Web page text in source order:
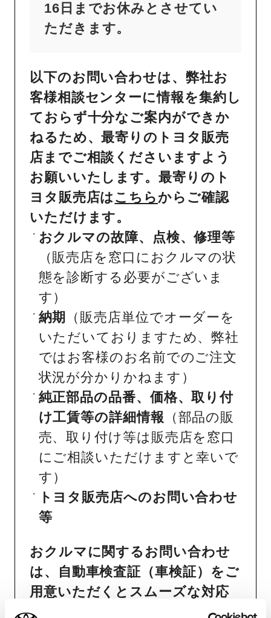
16日までお休みとさせてい
ただきます。
以下のお問い合わせは、弊社お
客様相談センターに情報を集約し
ておらず十分なご案内ができか
ねるため、最寄りのトヨタ販売
店までご相談くださいますよう
お願いいたします。最寄りのト
ヨタ販売店はこちら からご確認
いただけます。
おクルマの故障、点検、修理等
（販売店を窓口におクルマの状
態を診断する必要がございま
す）
納期
（販売店単位でオーダーを
いただいておりますため、弊社
ではお客様のお名前でのご注文
状況が分かりかねます）
純正部品の品番、価格、取り付
け工賃等の詳細情報 （部品の販
売、取り付け等は販売店を窓口
にご相談いただけますと幸いで
す）
トヨタ販売店へのお問い合わせ
等
おクルマに関するお問い合わせ
は、自動車検査証（車検証）をご
用意いただくとスムーズな対応
が可能です。